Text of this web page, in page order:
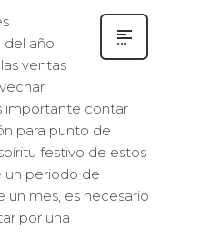
del año
ventas
importante contar
para punto de
festivo de estos
un periodo de
mes, es necesario
por una